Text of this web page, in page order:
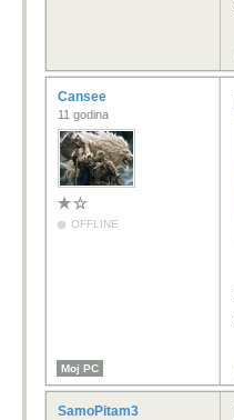
Cansee
11 godina
OFFLINE
Moj PC
SamoPitam3